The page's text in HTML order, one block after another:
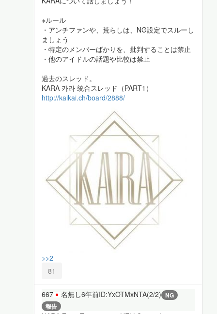
※ルール
・アンチファンや、荒らしは、NG設定でスルーし
ましょう
・特定のメンバーばかりを、批判することは禁止
・他のアイドルの話題や比較は禁止
過去のスレッド。
KARA 카라 統合スレッド（PART1）
http://kaikai.ch/board/2888/
>>2
81
667 名無し6年前ID:YxOTMxNTA(2/2) NG
報告